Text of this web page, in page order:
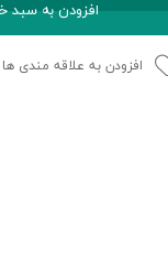
افزودن به سبد
افزودن به علاقه مندی ها